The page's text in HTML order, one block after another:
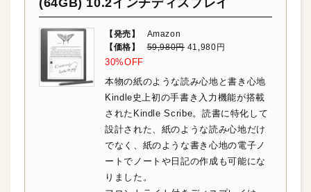
(64GB) 10.2インチディスプレイ
【発売】
Amazon
【価格】
59,980円 41,980円
30%OFF
本物の紙のような読み心地と書き心地
Kindle史上初の手書き入力機能が搭載
されたKindle Scribe。読書に特化して
設計された、紙のような読み心地だけ
でなく、紙のような書き心地の電子ノ
ートでノートや日記の作成も可能にな
りました。